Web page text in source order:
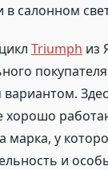
в салонном
Triumph из
хорошо
марка, у
и